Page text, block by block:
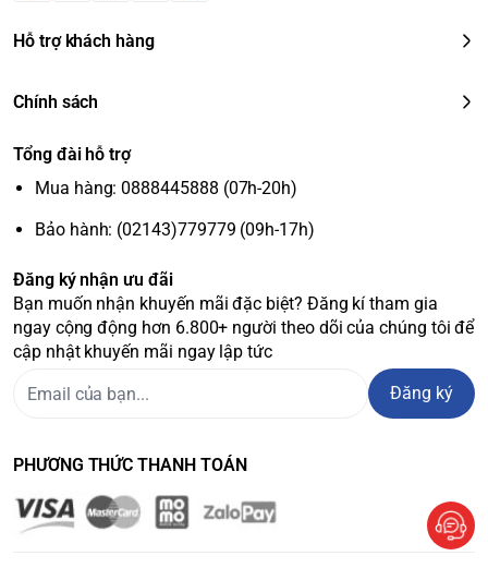
Hỗ trợ khách hàng
Chính sách
Tổng đài hỗ trợ
Mua hàng: 0888445888 (07h-20h)
Bảo hành: (02143)779779 (09h-17h)
Đăng ký nhận ưu đãi
Bạn muốn nhận khuyến mãi đặc biệt? Đăng kí tham gia
ngay cộng động hơn 6.800+ người theo dõi của chúng tôi để
cập nhật khuyến mãi ngay lập tức
Đăng ký
PHƯƠNG THỨC THANH TOÁN